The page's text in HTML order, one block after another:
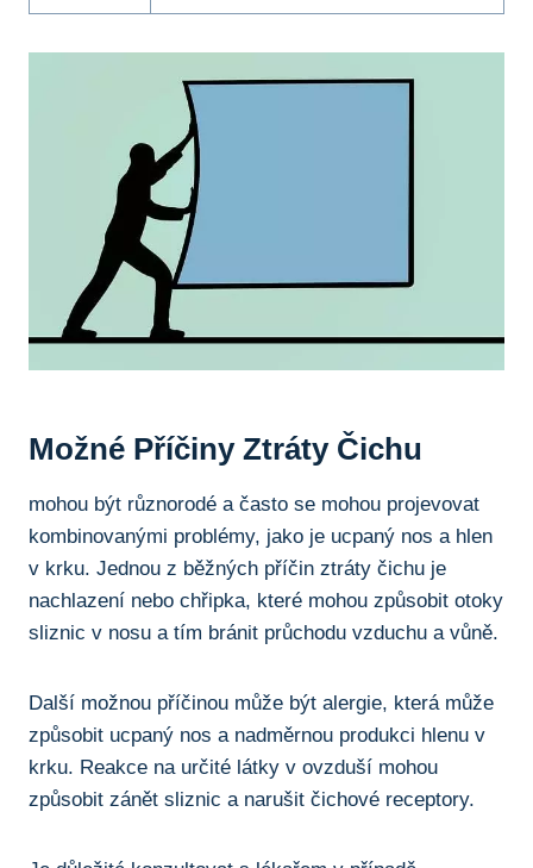
Možné Příčiny⁣ Ztráty Čichu
mohou⁢ být různorodé⁣ a často se mohou projevovat
kombinovanými ⁤problémy, ⁣jako je ​ucpaný nos ​a‌ hlen
v ‍krku. Jednou z běžných‌ příčin ztráty čichu je
nachlazení nebo chřipka, které mohou způsobit otoky
sliznic v nosu a tím bránit průchodu vzduchu a vůně.
Další možnou příčinou může být⁤ alergie, která může
způsobit⁢ ucpaný​ nos a nadměrnou⁣ produkci hlenu v
krku. Reakce na určité látky v‍ ovzduší mohou
způsobit⁢ zánět sliznic⁢ a narušit čichové⁣ receptory.